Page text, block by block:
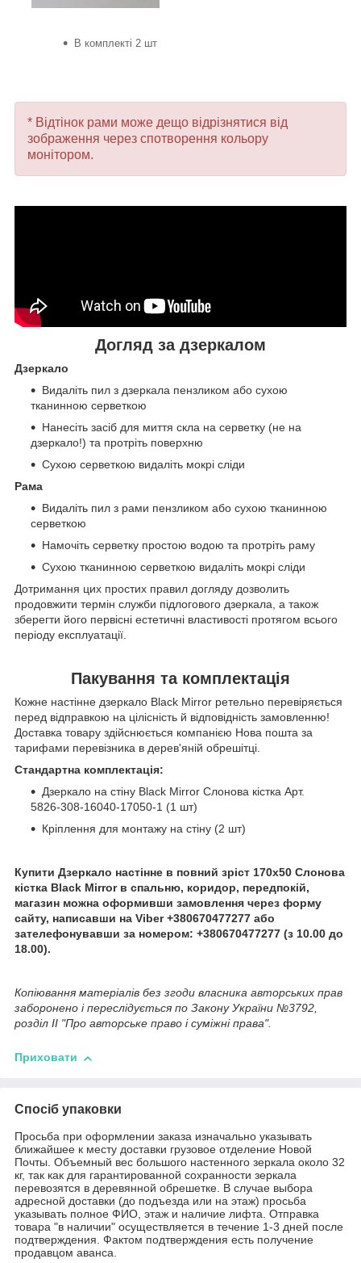
В комплекті 2 шт
* Відтінок рами може дещо відрізнятися від
зображення через спотворення кольору
монітором.
Догляд за дзеркалом
Дзеркало
Видаліть пил з дзеркала пензликом або сухою
тканинною серветкою
Нанесіть засіб для миття скла на серветку (не на
дзеркало!) та протріть поверхню
Сухою серветкою видаліть мокрі сліди
Рама
Видаліть пил з рами пензликом або сухою тканинною
серветкою
Намочіть серветку простою водою та протріть раму
Сухою тканинною серветкою видаліть мокрі сліди
Дотримання цих простих правил догляду дозволить
продовжити термін служби підлогового дзеркала, а також
зберегти його первісні естетичні властивості протягом всього
періоду експлуатації.
Пакування та комплектація
Кожне настінне дзеркало Black Mirror ретельно перевіряється
перед відправкою на цілісність й відповідність замовленню!
Доставка товару здійснюється компанією Нова пошта за
тарифами перевізника в дерев'яній обрешітці.
Стандартна комплектація:
Дзеркало на стіну Black Mirror Слонова кістка Арт.
5826-308-16040-17050-1 (1 шт)
Кріплення для монтажу на стіну (2 шт)
Купити Дзеркало настінне в повний зріст 170х50 Слонова
кістка Black Mirror в спальню, коридор, передпокій,
магазин можна оформивши замовлення через форму
сайту, написавши на Viber +380670477277 або
зателефонувавши за номером: +380670477277 (з 10.00 до
18.00).
Копіювання матеріалів без згоди власника авторських прав
заборонено і переслідується по Закону України №3792,
розділ II "Про авторське право і суміжні права".
Приховати
Спосіб упаковки
Просьба при оформлении заказа изначально указывать
ближайшее к месту доставки грузовое отделение Новой
Почты. Объемный вес большого настенного зеркала около 32
кг, так как для гарантированной сохранности зеркала
перевозятся в деревянной обрешетке. В случае выбора
адресной доставки (до подъезда или на этаж) просьба
указывать полное ФИО, этаж и наличие лифта. Отправка
товара "в наличии" осуществляется в течение 1-3 дней после
подтверждения. Фактом подтверждения есть получение
продавцом аванса.